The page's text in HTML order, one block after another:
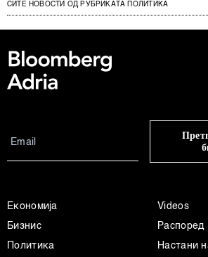
СИТЕ НОВОСТИ ОД РУБРИКАТА ПОЛИТИКА
Економија
Бизнис
Политика
Videos
Распоред
Настани